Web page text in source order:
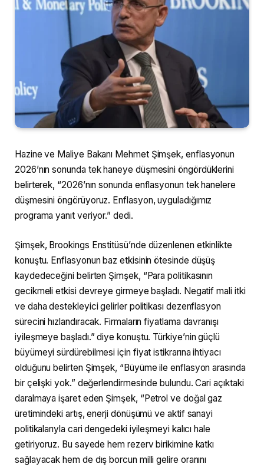
Hazine ve Maliye Bakanı Mehmet Şimşek, enflasyonun
2026’nın sonunda tek haneye düşmesini öngördüklerini
belirterek, “2026’nın sonunda enflasyonun tek hanelere
düşmesini öngörüyoruz. Enflasyon, uyguladığımız
programa yanıt veriyor.” dedi.
Şimşek, Brookings Enstitüsü’nde düzenlenen etkinlikte
konuştu. Enflasyonun baz etkisinin ötesinde düşüş
kaydedeceğini belirten Şimşek, “Para politikasının
gecikmeli etkisi devreye girmeye başladı. Negatif mali itki
ve daha destekleyici gelirler politikası dezenflasyon
sürecini hızlandıracak. Firmaların fiyatlama davranışı
iyileşmeye başladı.” diye konuştu. Türkiye’nin güçlü
büyümeyi sürdürebilmesi için fiyat istikrarına ihtiyacı
olduğunu belirten Şimşek, “Büyüme ile enflasyon arasında
bir çelişki yok.” değerlendirmesinde bulundu. Cari açıktaki
daralmaya işaret eden Şimşek, “Petrol ve doğal gaz
üretimindeki artış, enerji dönüşümü ve aktif sanayi
politikalarıyla cari dengedeki iyileşmeyi kalıcı hale
getiriyoruz. Bu sayede hem rezerv birikimine katkı
sağlayacak hem de dış borcun milli gelire oranını